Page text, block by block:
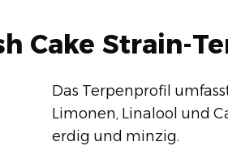
Cake Strain-
Das Terpenprofil
Limonen, Linalool und
erdig und minzig.